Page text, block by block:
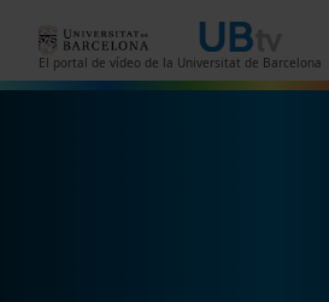
El portal de vídeo de la Universitat de Barcelona